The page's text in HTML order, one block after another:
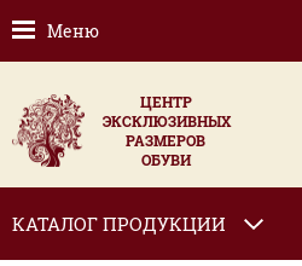
Меню
ЦЕНТР
ЭКСКЛЮЗИВНЫХ
РАЗМЕРОВ
ОБУВИ
КАТАЛОГ ПРОДУКЦИИ